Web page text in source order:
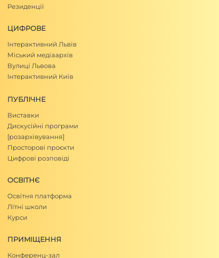
Резиденції
ЦИФРОВЕ
Інтерактивний Львів
Міський медіаархів
Вулиці Львова
Інтерактивний Київ
ПУБЛІЧНЕ
Виставки
Дискусійні програми
[розархівування]
Просторові проєкти
Цифрові розповіді
ОСВІТНЄ
Освітня платформа
Літні школи
Курси
ПРИМІЩЕННЯ
Конференц-зал